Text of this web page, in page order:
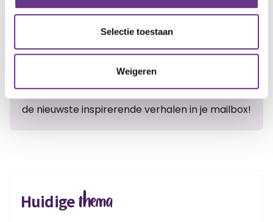
Selectie toestaan
Weigeren
Meer Sophi?
voor onze nieuwsbrief en ontvang
maandelijks
de nieuwste inspirerende verhalen in je mailbox!
Huidigethema